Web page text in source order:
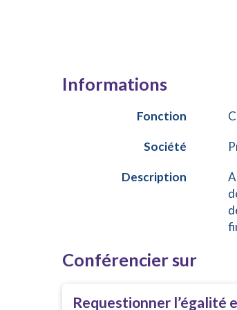
Informations
Fonction
Société
Description
Conférencier sur
Requestionner l’égalité